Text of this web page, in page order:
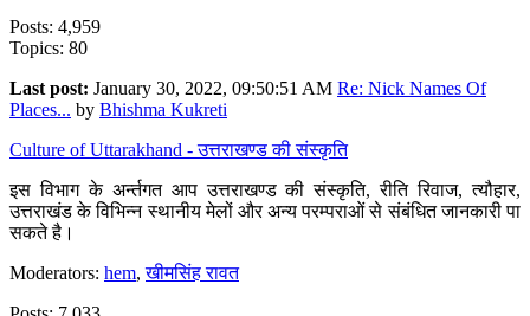
Posts: 4,959
Topics: 80
Last post: January 30, 2022, 09:50:51 AM Re: Nick Names Of
Places... by Bhishma Kukreti
Culture of Uttarakhand - उत्तराखण्ड की संस्कृति
इस विभाग के अर्न्तगत आप उत्तराखण्ड की संस्कृति, रीति रिवाज, त्यौहार,
उत्तराखंड के विभिन्न स्थानीय मेलों और अन्य परम्पराओं से संबंधित जानकारी पा
सकते है।
Moderators: hem,खीमसिंह रावत